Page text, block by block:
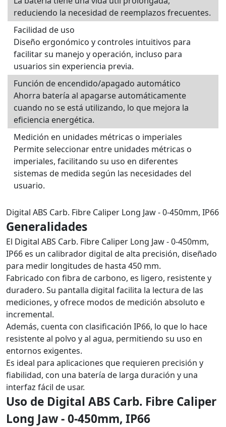
reduciendo la necesidad de reemplazos frecuentes.
Facilidad de uso
Diseño ergonómico y controles intuitivos para
facilitar su manejo y operación, incluso para
usuarios sin experiencia previa.
Función de encendido/apagado automático
Ahorra batería al apagarse automáticamente
cuando no se está utilizando, lo que mejora la
eficiencia energética.
Medición en unidades métricas o imperiales
Permite seleccionar entre unidades métricas o
imperiales, facilitando su uso en diferentes
sistemas de medida según las necesidades del
usuario.
Digital ABS Carb. Fibre Caliper Long Jaw - 0-450mm, IP66
Generalidades
El Digital ABS Carb. Fibre Caliper Long Jaw - 0-450mm,
IP66 es un calibrador digital de alta precisión, diseñado
para medir longitudes de hasta 450 mm.
Fabricado con fibra de carbono, es ligero, resistente y
duradero. Su pantalla digital facilita la lectura de las
mediciones, y ofrece modos de medición absoluto e
incremental.
Además, cuenta con clasificación IP66, lo que lo hace
resistente al polvo y al agua, permitiendo su uso en
entornos exigentes.
Es ideal para aplicaciones que requieren precisión y
fiabilidad, con una batería de larga duración y una
interfaz fácil de usar.
Uso de Digital ABS Carb. Fibre Caliper
Long Jaw - 0-450mm, IP66